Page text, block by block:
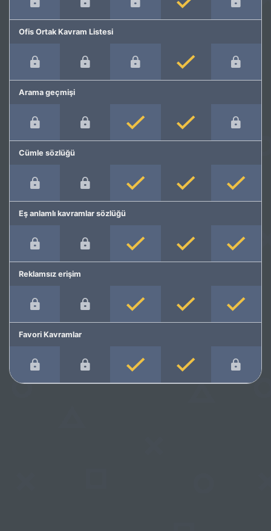
Ofis Ortak Kavram Listesi
Arama geçmişi
Cümle sözlüğü
Eş anlamlı kavramlar sözlüğü
Reklamsız erişim
Favori Kavramlar